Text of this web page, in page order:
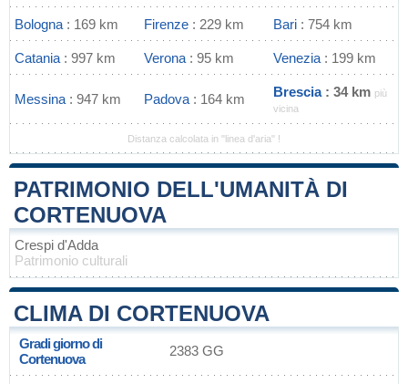
Bologna : 169 km Firenze : 229 km Bari : 754 km
Catania : 997 km Verona : 95 km Venezia : 199 km
Messina : 947 km Padova : 164 km Brescia: 34 km più
vicina
Distanza calcolata in "linea d'aria" !
PATRIMONIO DELL'UMANITÀ DI
CORTENUOVA
Crespi d'Adda
Patrimonio culturali
CLIMA DI CORTENUOVA
Gradi giorno di
Cortenuova
2383 GG